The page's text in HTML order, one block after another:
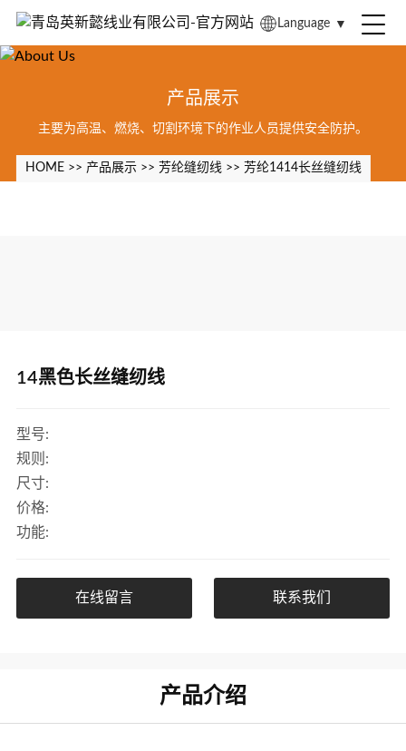
Language ▼
产品展示
主要为高温、燃烧、切割环境下的作业人员提供安全防护。
HOME>> 产品展示>> 芳纶缝纫线>> 芳纶1414长丝缝纫线
14黑色长丝缝纫线
型号:
规则:
尺寸:
价格:
功能:
在线留言 联系我们
产品介绍